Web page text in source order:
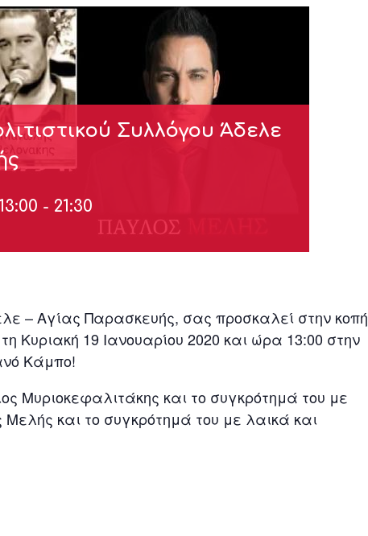
Συλλόγου Άδελε
- 21:30
– Αγίας Παρασκευής, σας προσκαλεί στην κοπή
Κυριακή 19 Ιανουαρίου 2020 και ώρα 13:00 στην
Κάμπο!
Μυριοκεφαλιτάκης και το συγκρότημά του με
Μελής και το συγκρότημά του με λαικά και